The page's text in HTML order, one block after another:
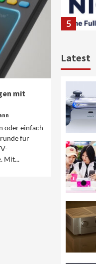
mit
oder einfach
für
Mit...
5
6
7
1
Latest